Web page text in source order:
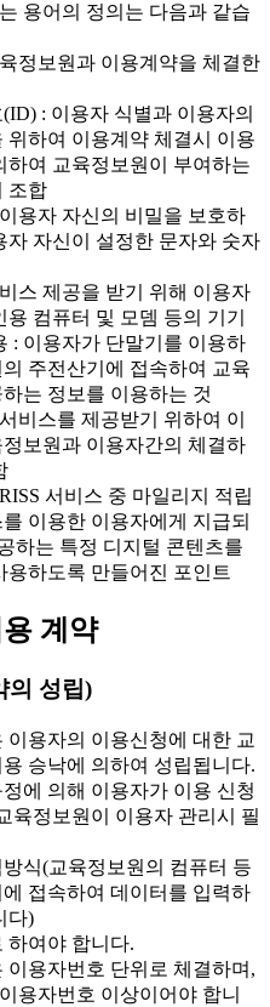
용어의 정의는 다음과 같습
정보원과 이용계약을 체결한
: 이용자 식별과 이용자의
위하여 이용계약 체결시 이용
하여 교육정보원이 부여하는
조합
용자 자신의 비밀을 보호하
자 자신이 설정한 문자와 숫자
스 제공을 받기 위해 이용자
용 컴퓨터 및 모뎀 등의 기기
: 이용자가 단말기를 이용하
주전산기에 접속하여 교육
는 정보를 이용하는 것
비스를 제공받기 위하여 이
보원과 이용자간의 체결하
서비스 중 마일리지 적립
이용한 이용자에게 지급되
하는 특정 디지털 콘텐츠를
용하도록 만들어진 포인트
계약
의 성립)
용자의 이용신청에 대한 교
승낙에 의하여 성립됩니다.
에 의해 이용자가 이용 신청
육정보원이 이용자 관리시 필
식(교육정보원의 컴퓨터 등
접속하여 데이터를 입력하
다)
하여야 합니다.
용자번호 단위로 체결하며,
용자번호 이상이어야 합니